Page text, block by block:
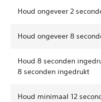
Houd ongeveer 2
Houd ongeveer 8
Houd 8 seconden
8 seconden ingedrukt
Houd minimaal 12